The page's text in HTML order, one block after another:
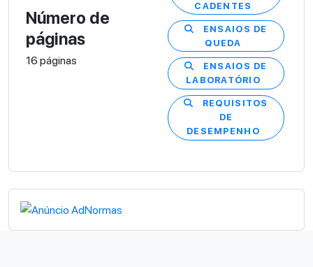
Número de
páginas
16 páginas
CADENTES
ENSAIOS DE
QUEDA
ENSAIOS DE
LABORATÓRIO
REQUISITOS
DE
DESEMPENHO